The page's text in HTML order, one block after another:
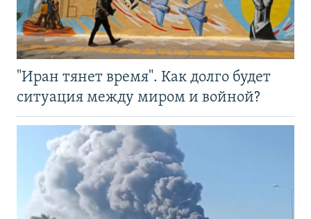
"Иран тянет время". Как долго будет
ситуация между миром и войной?